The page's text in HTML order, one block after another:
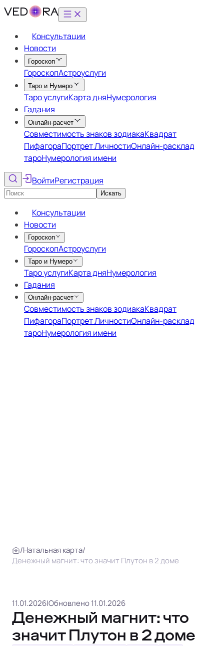
/Натальная карта/
Денежный магнит: что значит Плутон в 2 доме
11.01.2026|Обновлено 11.01.2026
Денежный магнит: что
значит Плутон в 2 доме